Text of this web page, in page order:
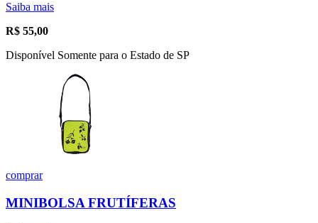
Saiba mais
R$ 55,00
Disponível Somente para o Estado de SP
comprar
MINIBOLSA FRUTÍFERAS